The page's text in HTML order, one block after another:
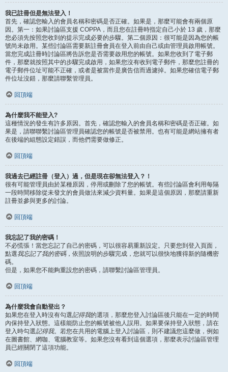
我已註冊但是無法登入！
首先，確認您輸入的會員名稱和密碼是否正確。如果是，那麼可能會有兩個原
因。第一：如果討論區支援 COPPA，而且您在註冊時指定自己小於 13 歲，那麼
您必須先按照您收到的提示完成必要的步驟。第二個原因：很可能是因為您的帳
號尚未啟用。某些討論區需要新註冊會員在登入前由自己或由管理員啟用帳號。
當您完成註冊時討論區將告訴您是否需要啟用您的帳號。如果您收到了電子郵
件，那麼就按照其中的步驟完成啟用，如果您沒有收到電子郵件，那麼您註冊的
電子郵件位址可能不正確，或者是被當作是廣告信而過濾掉。如果您確信電子郵
件位址沒錯，那麼請聯繫管理員。
回頂端
為什麼我不能登入?
這種情況的發生有許多原因。首先，確認您輸入的會員名稱和密碼是否正確。如
果是，請聯聯繫討論區管理員確認您的帳號是否被禁用。也有可能是網站擁有者
在後端的組態設定錯誤，而他們需要做修正。
回頂端
我過去已經註冊（登入）過，但是現在卻無法登入？！
很有可能管理員由於某種原因，停用或刪除了您的帳號。有些討論區會利用每隔
一段時間移除從未發文的會員做法來減少資料量。如果是這個原因，那麼請重新
註冊並參與更多的討論。
回頂端
我忘記了我的密碼！
不必慌張！當您忘記了自己的密碼，可以很容易重新設定。只要您到登入頁面，
點選我忘記了我的密碼，依照說明的步驟完成，您就可以很快地獲得新的隨機密
碼。
但是，如果您不能夠重設您的密碼，請聯繫討論區管理員。
回頂端
為什麼我會自動登出？
如果您在登入時沒有勾選記得我的選項，那麼您登入討論區後只能在一定的時間
內保持登入狀態。這樣能防止您的帳號被他人誤用。如果要保持登入狀態，請在
登入時勾選記得我。若您在共用的電腦上登入討論區，則不建議您這麼做，例如
在圖書館、網咖、電腦教室等。如果您沒有看到這個選項，那麼表示討論區管理
員已經關閉了這項功能。
回頂端